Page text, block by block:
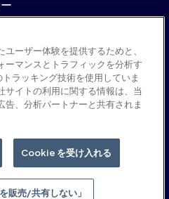
共有しない」
ーザー体験を提供するためと、
ーマンスとトラフィックを分析す
ラッキング技術を使用していま
サイトの利用に関する情報は、当
告、分析パートナーと共有されま
Cookie を受け入れる
販売/共有しない」